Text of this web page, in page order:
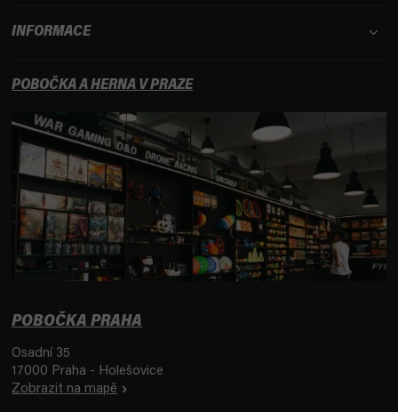
INFORMACE
POBOČKA A HERNA V PRAZE
POBOČKA PRAHA
Osadní 35
17000 Praha - Holešovice
Zobrazit na mapě